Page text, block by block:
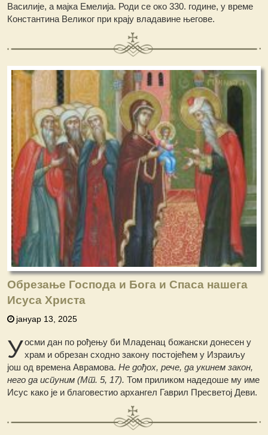
Василије, а мајка Емелија. Роди се око 330. године, у време
Константина Великог при крају владавине његове.
Обрезање Господа и Бога и Спаса нашега
Исуса Христа
јануар 13, 2025
Уосми дан по рођењу би Младенац божански донесен у
храм и обрезан сходно закону постојећем у Израиљу
још од времена Аврамова.He дођох, рече, да укинем закон,
него да испуним (Мт. 5, 17). Том приликом надедоше му име
Исус како је и благовестио архангел Гаврил Пресветој Деви.